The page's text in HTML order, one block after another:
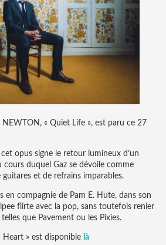
NEWTON, « Quiet Life », est paru ce 27
opus signe le retour lumineux d’un
cours duquel Gaz se dévoile comme
guitares et de refrains imparables.
en compagnie de Pam E. Hute, dans son
flirte avec la pop, sans toutefois renier
que Pavement ou les Pixies.
Heart » est disponible là